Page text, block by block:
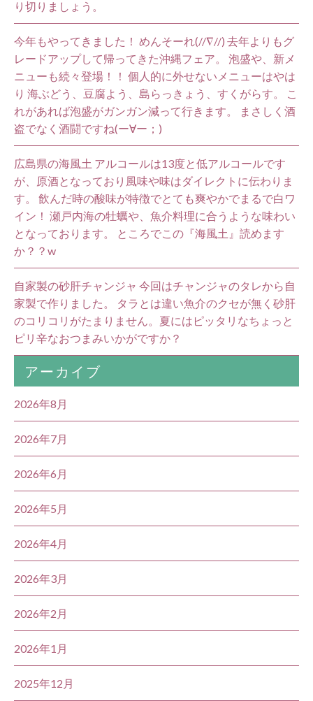
り切りましょう。
今年もやってきました！ めんそーれ(//∇//) 去年よりもグ
レードアップして帰ってきた沖縄フェア。 泡盛や、新メ
ニューも続々登場！！ 個人的に外せないメニューはやは
り 海ぶどう、豆腐よう、島らっきょう、すくがらす。 こ
れがあれば泡盛がガンガン減って行きます。 まさしく酒
盗でなく酒闘ですね(ー∀ー；)
広島県の海風土 アルコールは13度と低アルコールです
が、原酒となっており風味や味はダイレクトに伝わりま
す。 飲んだ時の酸味が特徴でとても爽やかでまるで白ワ
イン！ 瀬戸内海の牡蠣や、魚介料理に合うような味わい
となっております。 ところでこの『海風土』読めます
か？？w
自家製の砂肝チャンジャ 今回はチャンジャのタレから自
家製で作りました。 タラとは違い魚介のクセが無く砂肝
のコリコリがたまりません。夏にはピッタリなちょっと
ピリ辛なおつまみいかがですか？
アーカイブ
2026年8月
2026年7月
2026年6月
2026年5月
2026年4月
2026年3月
2026年2月
2026年1月
2025年12月